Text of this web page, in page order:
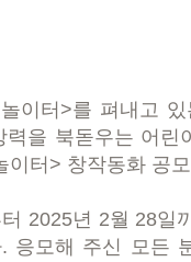
이터 >를 펴내고
을 북돋우는 어린
이터 > 창작동화 공
2025년 2월 28일
. 응모해 주신 모든